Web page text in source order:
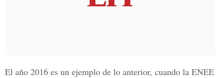
El año 2016 es un ejemplo de lo anterior, cuando la ENEE